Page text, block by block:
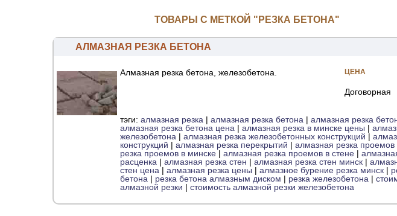
ТОВАРЫ С МЕТКОЙ "РЕЗКА БЕТОНА"
АЛМАЗНАЯ РЕЗКА БЕТОНА
Алмазная резка бетона, железобетона. ЦЕНА
Договорная
тэги: алмазная резка | алмазная резка бетона | алмазная резка
алмазная резка бетона цена | алмазная резка в минске цены |
железобетона | алмазная резка железобетонных конструкций |
конструкций | алмазная резка перекрытий | алмазная резка проемов
резка проемов в минске | алмазная резка проемов в стене |
расценка | алмазная резка стен | алмазная резка стен минск |
стен цена | алмазная резка цены | алмазное бурение резка минск |
бетона | резка бетона алмазным диском | резка железобетона |
алмазной резки | стоимость алмазной резки железобетона